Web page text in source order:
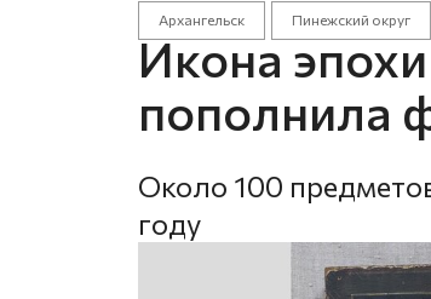
Архангельск Пинежский округ
Икона
пополнила
Около 100
году